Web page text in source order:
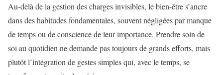
Au-delà de la gestion des charges invisibles, le bien-être s’ancre
dans des habitudes fondamentales, souvent négligées par manque
de temps ou de conscience de leur importance. Prendre soin de
soi au quotidien ne demande pas toujours de grands efforts, mais
plutôt l’intégration de gestes simples qui, avec le temps, se